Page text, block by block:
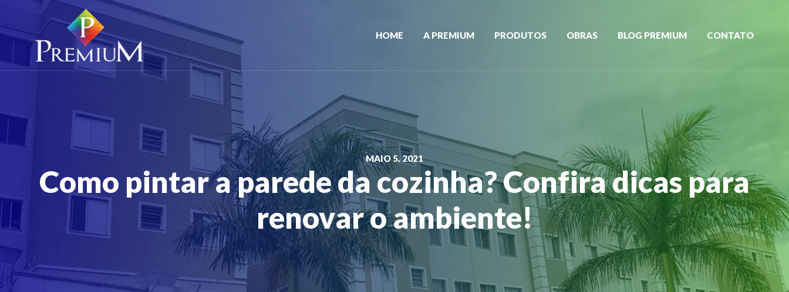
HOME A PREMIUM PRODUTOS OBRAS BLOG PREMIUM CONTATO
MAIO 5, 2021
Como pintar a parede da cozinha? Confira dicas para
renovar o ambiente!